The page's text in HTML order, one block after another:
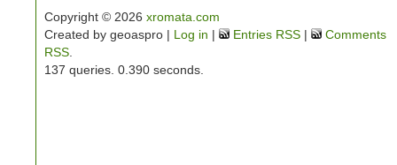
Copyright © 2026 xromata.com
Created by geoaspro | Log in | Entries RSS |
Comments
RSS
137 queries. 0.390 seconds.